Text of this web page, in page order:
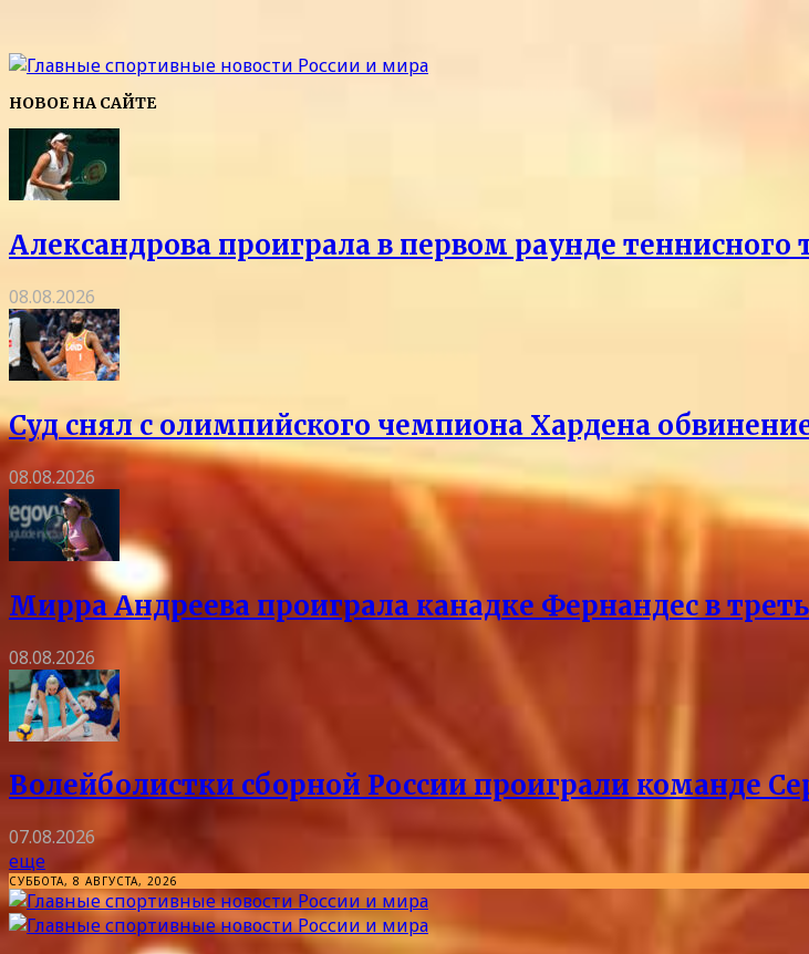
НОВОЕ НА САЙТЕ
Александрова проиграла в первом раунде
08.08.2026
Суд снял с олимпийского чемпиона Хардена
08.08.2026
Мирра Андреева проиграла канадке Фернандес в
08.08.2026
Волейболистки сборной России проиграли команде
07.08.2026
еще
СУББОТА, 8 АВГУСТА, 2026